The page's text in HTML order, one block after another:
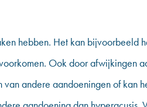
hebben. Het kan bijvoorbeeld
Ook door afwijkingen
van andere aandoeningen of